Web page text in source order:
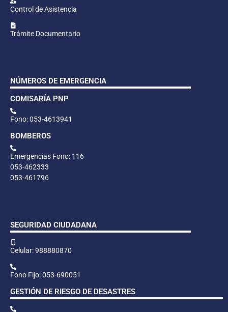
Control de Asistencia
Trámite Documentario
NÚMEROS DE EMERGENCIA
COMISARÍA PNP
Fono: 053-4613941
BOMBEROS
Emergencias Fono: 116
053-462333
053-461796
SEGURIDAD CIUDADANA
Celular: 988880870
Fono Fijo: 053-690051
GESTIÓN DE RIESGO DE DESASTRES